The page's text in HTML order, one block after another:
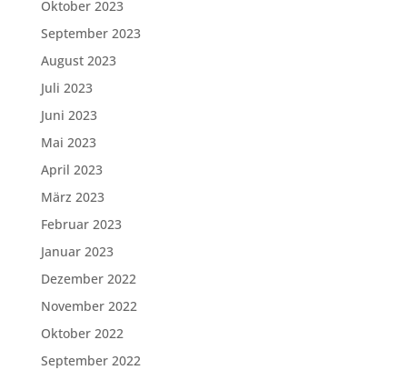
Oktober 2023
September 2023
August 2023
Juli 2023
Juni 2023
Mai 2023
April 2023
März 2023
Februar 2023
Januar 2023
Dezember 2022
November 2022
Oktober 2022
September 2022